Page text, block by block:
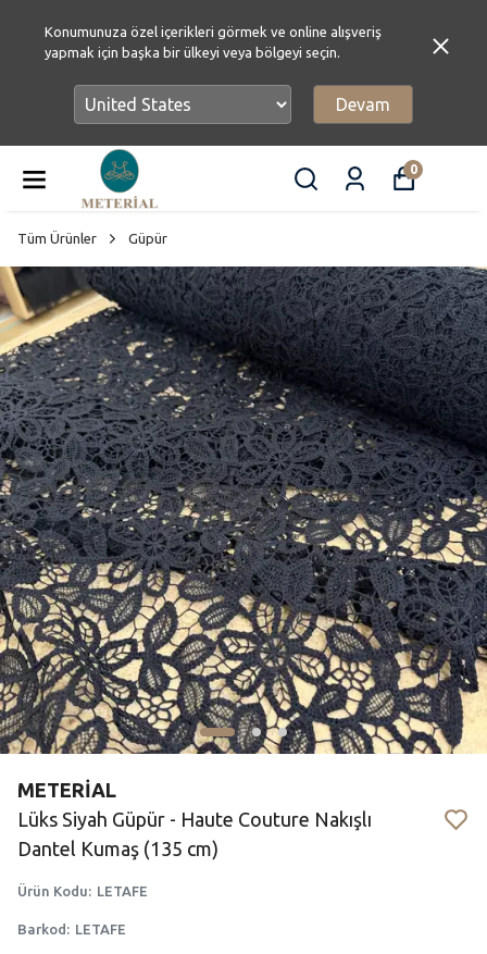
Konumunuza özel içerikleri görmek ve online alışveriş
yapmak için başka bir ülkeyi veya bölgeyi seçin.
Devam
0
Tüm Ürünler Güpür
METERİAL
Lüks Siyah Güpür - Haute Couture Nakışlı
Dantel Kumaş (135 cm)
Ürün Kodu: LETAFE
Barkod : LETAFE